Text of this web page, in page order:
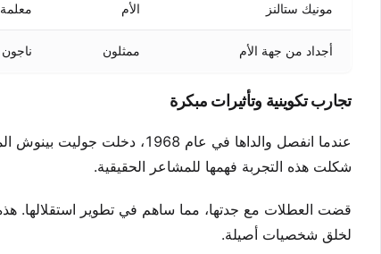
مونيك ستالنز الأم
أجداد من جهة الأم ممثلون
تجارب تكوينية وتأثيرات مبكرة
عندما انفصل والداها في عام
شكلت هذه التجربة فهمها للمشاعر الحقيقية.
قضت العطلات مع جدتها، مما ساهم في تطوير استقلالها.
لخلق شخصيات أصيلة.